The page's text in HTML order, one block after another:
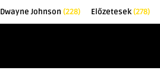
Dwayne Johnson (228) Előzetesek(278)